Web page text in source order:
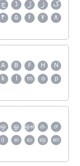
چ ڈ ڑ ژ
ک
۴ ۵ ۶ ۷
۸
A B F H
N
k l m o
p
ஒ ஓ ஔ க
ச
ர ல வ ஷ
ஸ